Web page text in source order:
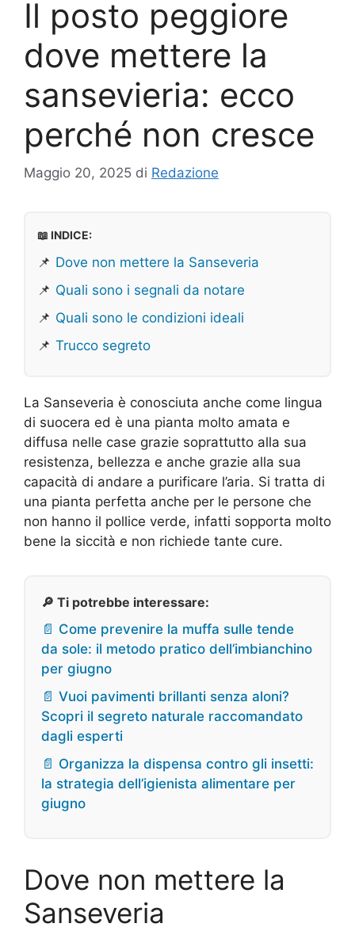
Il posto peggiore
dove mettere la
sansevieria: ecco
perché non cresce
Maggio 20, 2025 di Redazione
📖 INDICE:
📌 Dove non mettere la Sanseveria
📌 Quali sono i segnali da notare
📌 Quali sono le condizioni ideali
📌 Trucco segreto
La Sanseveria è conosciuta anche come lingua
di suocera ed è una pianta molto amata e
diffusa nelle case grazie soprattutto alla sua
resistenza, bellezza e anche grazie alla sua
capacità di andare a purificare l’aria. Si tratta di
una pianta perfetta anche per le persone che
non hanno il pollice verde, infatti sopporta molto
bene la siccità e non richiede tante cure.
🔎 Ti potrebbe interessare:
📄 Come prevenire la muffa sulle tende
da sole: il metodo pratico dell’imbianchino
per giugno
📄 Vuoi pavimenti brillanti senza aloni?
Scopri il segreto naturale raccomandato
dagli esperti
📄 Organizza la dispensa contro gli insetti:
la strategia dell’igienista alimentare per
giugno
Dove non mettere la
Sanseveria